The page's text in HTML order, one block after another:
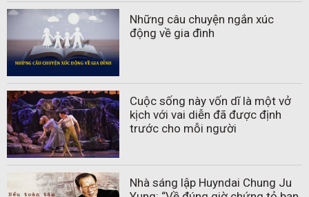
Những câu chuyện ngắn xúc
động về gia đình
Cuộc sống này vốn dĩ là một vở
kịch với vai diễn đã được định
trước cho mỗi người
Nhà sáng lập Huyndai Chung Ju